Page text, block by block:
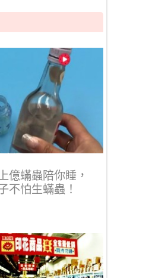
億蟎蟲陪你睡，
不怕生蟎蟲！